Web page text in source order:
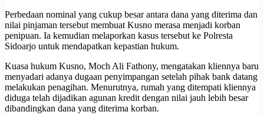
Perbedaan nominal yang cukup besar antara dana yang diterima dan
nilai pinjaman tersebut membuat Kusno merasa menjadi korban
penipuan. Ia kemudian melaporkan kasus tersebut ke Polresta
Sidoarjo untuk mendapatkan kepastian hukum.
Kuasa hukum Kusno, Moch Ali Fathony, mengatakan kliennya baru
menyadari adanya dugaan penyimpangan setelah pihak bank datang
melakukan penagihan. Menurutnya, rumah yang ditempati kliennya
diduga telah dijadikan agunan kredit dengan nilai jauh lebih besar
dibandingkan dana yang diterima korban.